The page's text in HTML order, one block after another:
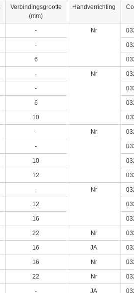
Verbindingsgrootte
(mm)
Handverrichting
- Nr
-
6
- Nr
-
6
10
- Nr
-
10
12
- Nr
12
16
22 Nr
16 JA
16 Nr
22 Nr
- JA